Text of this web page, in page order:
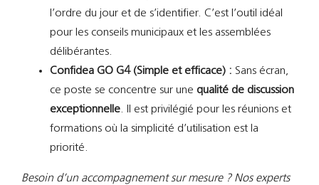
l’ordre du jour et de s’identifier. C’est l’outil idéal
pour les conseils municipaux et les assemblées
délibérantes.
Confidea GO G4 (Simple et efficace) : Sans écran,
ce poste se concentre sur une qualité de discussion
exceptionnelle. Il est privilégié pour les réunions et
formations où la simplicité d’utilisation est la
priorité.
Besoin d’un accompagnement sur mesure ? Nos experts